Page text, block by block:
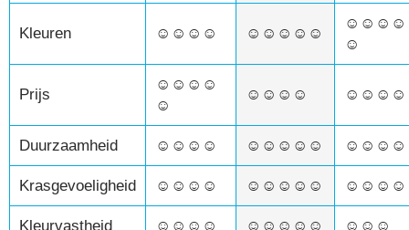
Kleuren ☺☺☺☺ ☺☺☺☺☺
☺☺☺☺
☺
Prijs
☺☺☺☺
☺
☺☺☺☺ ☺☺☺☺
Duurzaamheid ☺☺☺☺ ☺☺☺☺☺ ☺☺☺☺
Krasgevoeligheid ☺☺☺☺ ☺☺☺☺☺ ☺☺☺☺
Kleurvastheid ☺☺☺☺ ☺☺☺☺☺ ☺☺☺